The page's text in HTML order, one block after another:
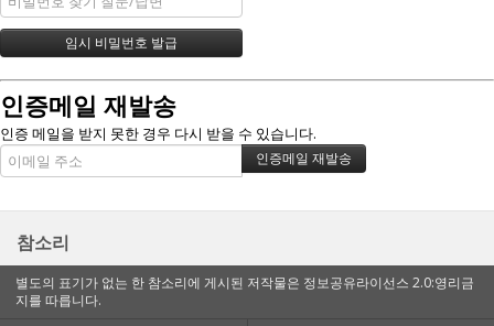
인증메일 재발송
인증 메일을 받지 못한 경우 다시 받을 수 있습니다.
참소리
별도의 표기가 없는 한 참소리에 게시된 저작물은 정보공유라이선스 2.0:영리금
지를 따릅니다.